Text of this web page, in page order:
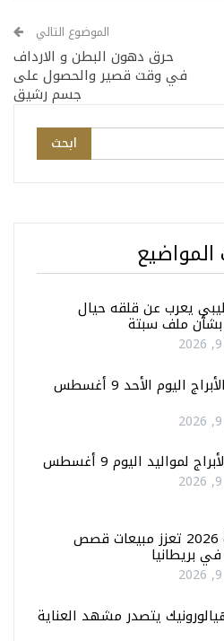
الموضوع التالي
حرق دهون البطن و الارداف
في وقت قصير والحصول على
جسم رشيق
يعرب عن قلقه حيال
بشأن ملف سبتة
توقعـات الأبراج اليوم الأحد 9 أغسطس
لمواليد اليوم 9 أغسطس
الأوديسة 2026 تعزز مبيعات قصص
بريطانيا
يتصدر مشهد العناية